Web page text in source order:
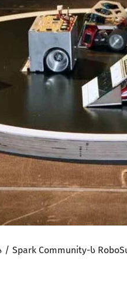
Spark Community-ს